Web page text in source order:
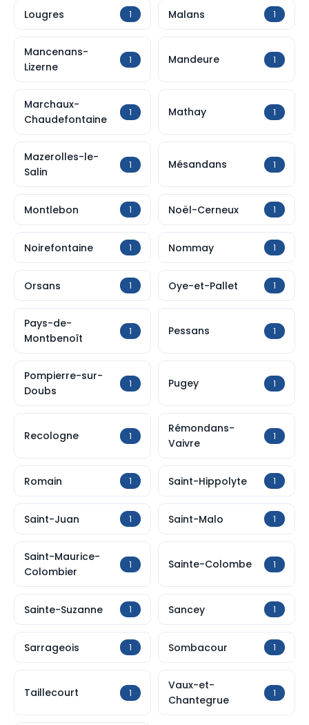
Lougres 1 Malans 1
Mancenans-
Lizerne
1 Mandeure 1
Marchaux-
Chaudefontaine
1 Mathay 1
Mazerolles-le-
Salin
1 Mésandans 1
Montlebon 1 Noël-Cerneux 1
Noirefontaine 1 Nommay 1
Orsans 1 Oye-et-Pallet 1
Pays-de-
Montbenoît
1 Pessans 1
Pompierre-sur-
Doubs
1 Pugey 1
Recologne 1
Rémondans-
Vaivre
1
Romain 1 Saint-Hippolyte 1
Saint-Juan 1 Saint-Malo 1
Saint-Maurice-
Colombier
1 Sainte-Colombe 1
Sainte-Suzanne 1 Sancey 1
Sarrageois 1 Sombacour 1
Taillecourt 1
Vaux-et-
Chantegrue
1